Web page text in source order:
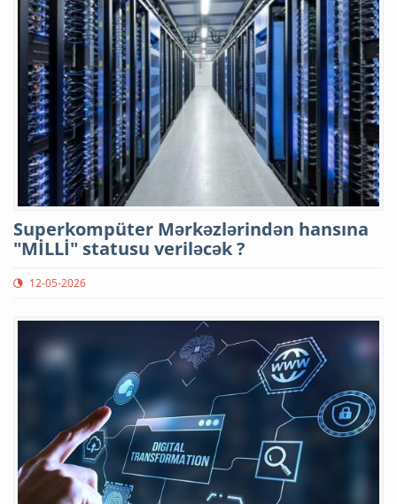
Superkompüter Mərkəzlərindən hansına
"MİLLİ" statusu veriləcək ?
12-05-2026